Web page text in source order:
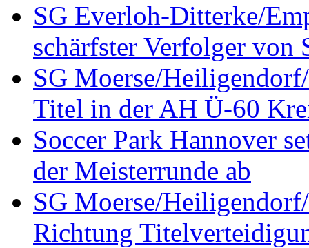
SG Everloh-Ditterke/
schärfster Verfolger von
SG Moerse/
Titel in der AH Ü-60
Soccer Park Hannover
der Meisterrunde ab
SG Moerse/
Richtung